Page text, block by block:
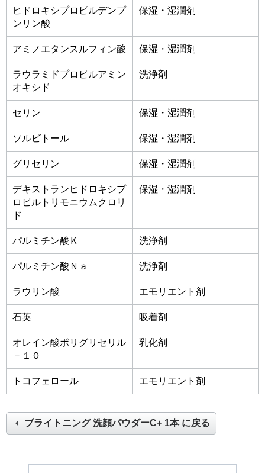
ヒドロキシプロピルデンプ
ンリン酸
保湿・湿潤剤
アミノエタンスルフィン酸 保湿・湿潤剤
ラウラミドプロピルアミン
オキシド
洗浄剤
セリン 保湿・湿潤剤
ソルビトール 保湿・湿潤剤
グリセリン 保湿・湿潤剤
デキストランヒドロキシプ
ロピルトリモニウムクロリ
ド
保湿・湿潤剤
パルミチン酸Ｋ 洗浄剤
パルミチン酸Ｎａ 洗浄剤
ラウリン酸 エモリエント剤
石英 吸着剤
オレイン酸ポリグリセリル
－１０
乳化剤
トコフェロール エモリエント剤
ブライトニング 洗顔パウダーC+ 1本に戻る